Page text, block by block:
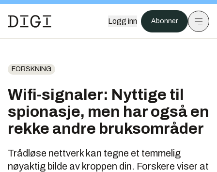
Logg inn Abonner
FORSKNING
Wifi-signaler: Nyttige til
spionasje, men har også en
rekke andre bruksområder
Trådløse nettverk kan tegne et temmelig
nøyaktig bilde av kroppen din. Forskere viser at